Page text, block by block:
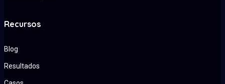
Recursos
Blog
Resultados